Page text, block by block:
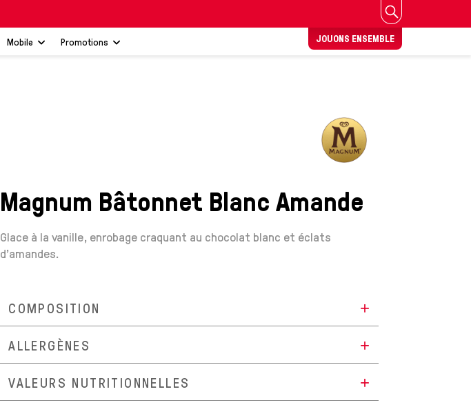
Mobile Promotions JOUONS ENSEMBLE
Magnum Bâtonnet Blanc Amande
Glace à la vanille, enrobage craquant au chocolat blanc et éclats
d'amandes.
COMPOSITION
ALLERGÈNES
VALEURS NUTRITIONNELLES